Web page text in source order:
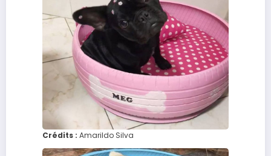
Crédits : Amarildo Silva